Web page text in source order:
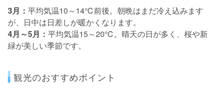
3月： 平均気温10～14℃前後。朝晩はまだ冷え込みます
が、日中は日差しが暖かくなります。
4月～5月： 平均気温15～20℃。晴天の日が多く、桜や新
緑が美しい季節です。
観光のおすすめポイント